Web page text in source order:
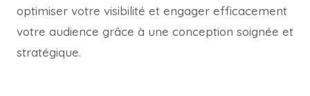
optimiser votre visibilité et engager efficacement
votre audience grâce à une conception soignée et
stratégique.